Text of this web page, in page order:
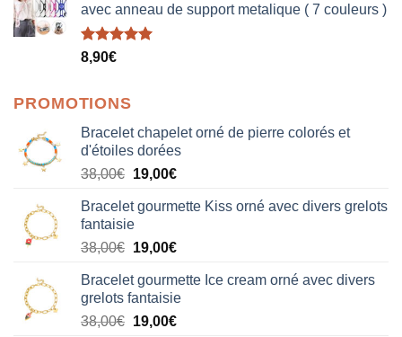
avec anneau de support metalique ( 7 couleurs )
Note5.00
8,90€
PROMOTIONS
Bracelet chapelet orné de pierre colorés et
d'étoiles dorées
38,00€ Le
initial
était :
38,00€.
19,00€Le
actuel
19,00€.
Bracelet gourmette Kiss orné avec divers grelots
fantaisie
38,00€ Le
initial
était :
38,00€.
19,00€Le
actuel
est :
19,00€.
Bracelet gourmette Ice cream orné avec divers
grelots fantaisie
38,00€ Le
19,00€Le